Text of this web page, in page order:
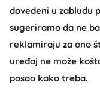
dovedeni u zabludu
sugeriramo da ne
reklamiraju za ono
uređaj ne može
posao kako treba.